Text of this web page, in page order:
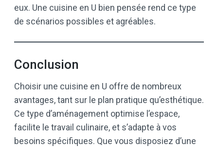
eux. Une cuisine en U bien pensée rend ce type
de scénarios possibles et agréables.
Conclusion
Choisir une cuisine en U offre de nombreux
avantages, tant sur le plan pratique qu’esthétique.
Ce type d’aménagement optimise l’espace,
facilite le travail culinaire, et s’adapte à vos
besoins spécifiques. Que vous disposiez d’une